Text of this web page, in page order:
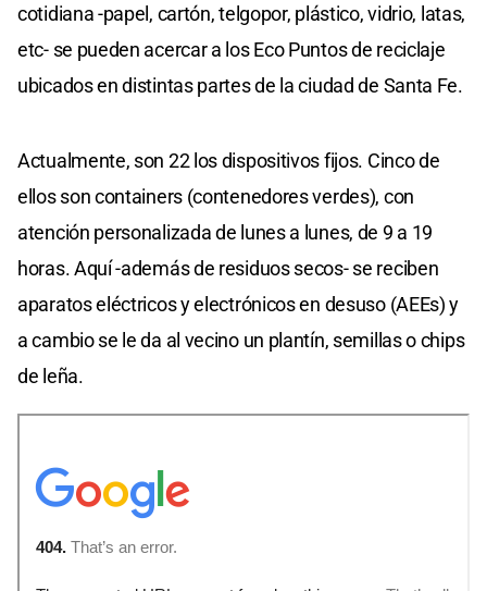
cotidiana -papel, cartón, telgopor, plástico, vidrio, latas,
etc- se pueden acercar a los Eco Puntos de reciclaje
ubicados en distintas partes de la ciudad de Santa Fe.
Actualmente, son 22 los dispositivos fijos. Cinco de
ellos son containers (contenedores verdes), con
atención personalizada de lunes a lunes, de 9 a 19
horas. Aquí -además de residuos secos- se reciben
aparatos eléctricos y electrónicos en desuso (AEEs) y
a cambio se le da al vecino un plantín, semillas o chips
de leña.